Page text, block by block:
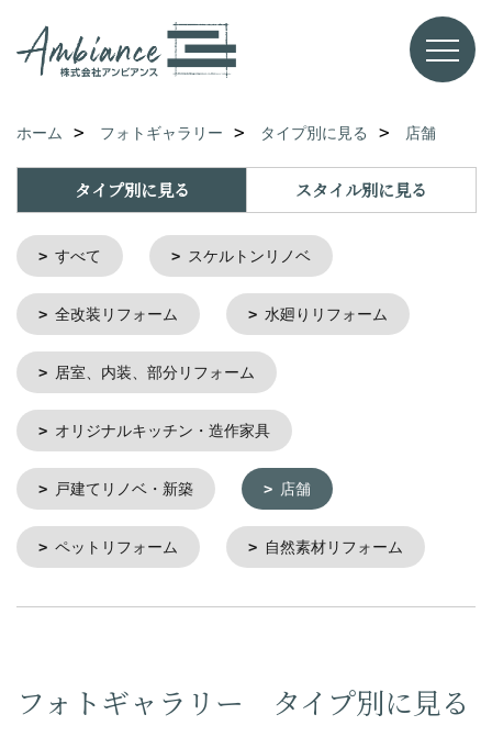
ホーム フォトギャラリー タイプ別に見る 店舗
タイプ別に見る スタイル別に見る
すべて スケルトンリノベ
全改装リフォーム 水廻りリフォーム
居室、内装、部分リフォーム
オリジナルキッチン・造作家具
戸建てリノベ・新築 店舗
ペットリフォーム 自然素材リフォーム
フォトギャラリー タイプ別に見る